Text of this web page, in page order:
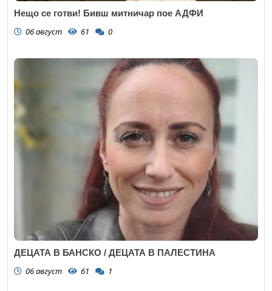
Нещо се готви! Бивш митничар пое АДФИ
06 август 61 0
ДЕЦАТА В БАНСКО / ДЕЦАТА В ПАЛЕСТИНА
06 август 61 1